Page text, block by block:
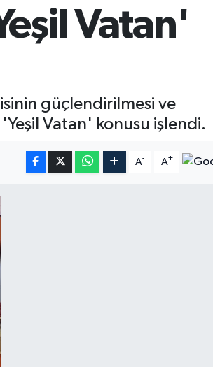
Vatan'
güçlendirilmesi ve
Vatan' konusu işlendi.
A- A+